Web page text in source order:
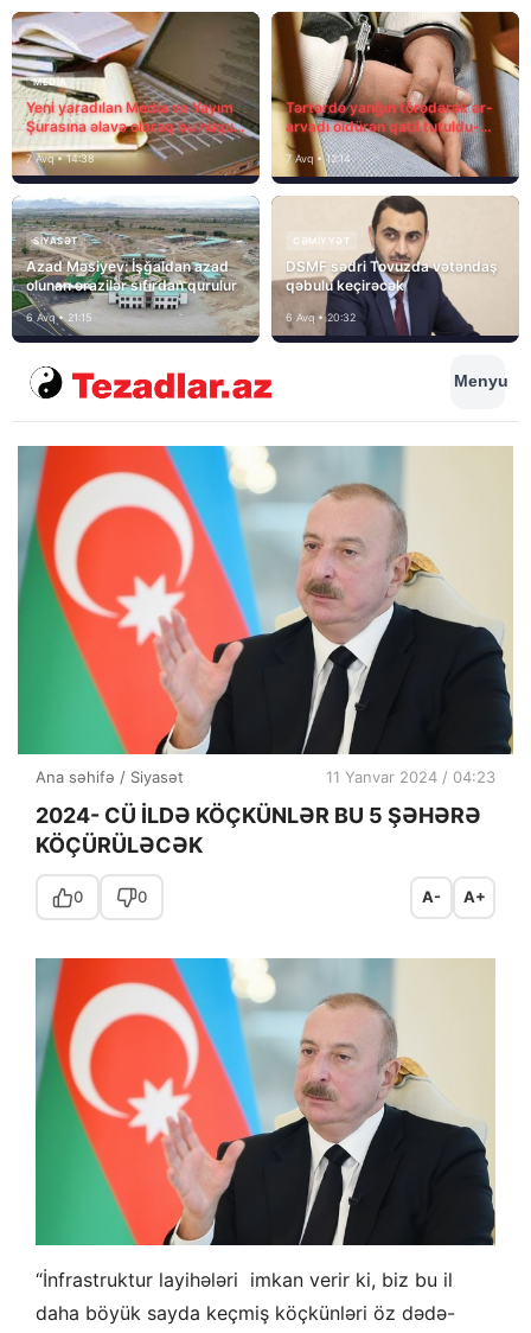
MEDİA
Yeni yaradılan Media və Yayım
Şurasına əlavə olaraq bu hüquq
və vəzifələr də verilib
7 Avq • 14:38
Tərtərdə yanğın törədərək ər-
arvadı öldürən qatil tutuldu-
SON DƏQİQƏ
7 Avq • 12:14
SIYASƏT
Azad Məsiyev: İşğaldan azad
olunan ərazilər sıfırdan qurulur
6 Avq • 21:15
CƏMIYYƏT
DSMF sədri Tovuzda vətəndaş
qəbulu keçirəcək
6 Avq • 20:32
Menyu
Ana səhifə / Siyasət 11 Yanvar 2024 / 04:23
2024- CÜ İLDƏ KÖÇKÜNLƏR BU 5 ŞƏHƏRƏ
KÖÇÜRÜLƏCƏK
0 0 A- A+
“İnfrastruktur layihələri imkan verir ki, biz bu il
daha böyük sayda keçmiş köçkünləri öz dədə-